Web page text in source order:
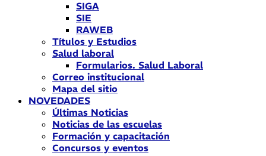
SIGA
SIE
RAWEB
Títulos y Estudios
Salud laboral
Formularios. Salud Laboral
Correo institucional
Mapa del sitio
NOVEDADES
Últimas Noticias
Noticias de las escuelas
Formación y capacitación
Concursos y eventos